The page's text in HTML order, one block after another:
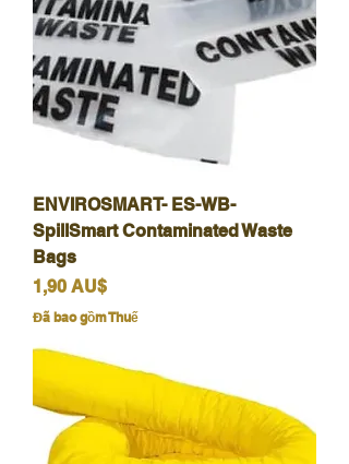
ENVIROSMART- ES-WB-
SpillSmart Contaminated Waste
Bags
Giá
1,90 AU$
Đã bao gồm Thuế